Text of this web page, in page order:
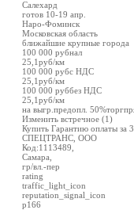
Салехард
готов 10-19 апр.
Наро-Фоминск
Московская область
ближайшие крупные города
100 000 рубнал
25,1руб/км
100 000 рубс НДС
25,1руб/км
100 000 руббез НДС
25,1руб/км
на выгр.предопл.
Изменить встречное (1)
Купить Гарантию оплаты за
СПЕЦТРАНС, ООО
Код:1113489,
Самара,
гр/вл.-пер
rating
traffic_light_icon
reputation_signal_icon
р166